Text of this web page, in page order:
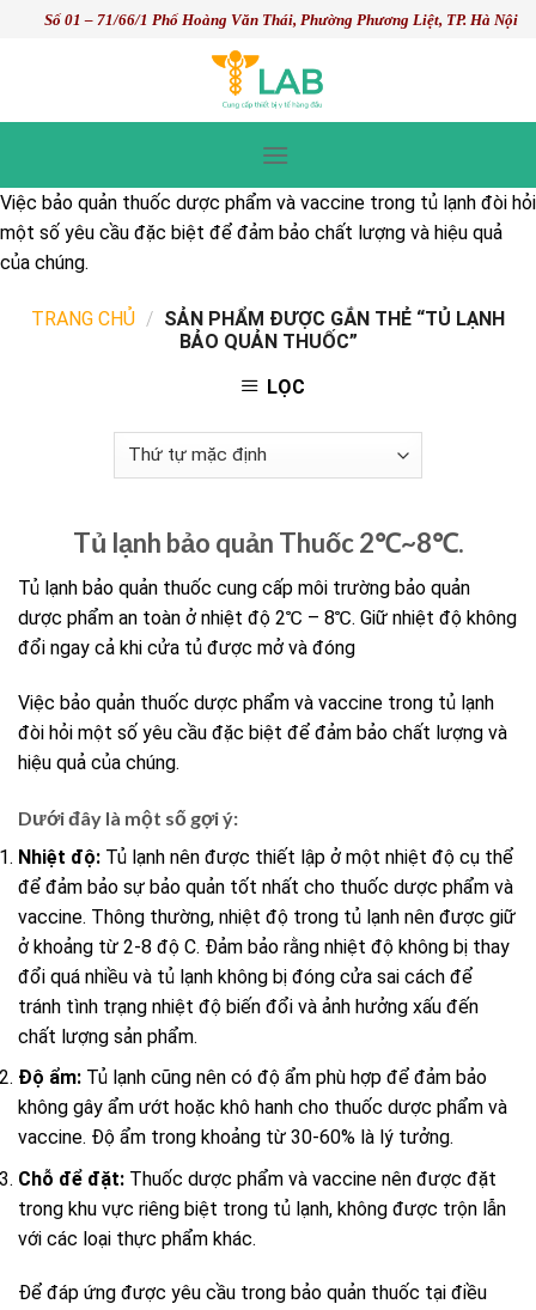
Số 01 – 71/66/1 Phố Hoàng Văn Thái, Phường Phương Liệt, TP. Hà Nội
Việc bảo quản thuốc dược phẩm và vaccine trong tủ lạnh đòi hỏi
một số yêu cầu đặc biệt để đảm bảo chất lượng và hiệu quả
của chúng.
TRANG CHỦ / SẢN PHẨM ĐƯỢC GẮN THẺ “TỦ LẠNH
BẢO QUẢN THUỐC”
LỌC
Tủ lạnh bảo quản Thuốc 2℃~8℃.
Tủ lạnh bảo quản thuốc cung cấp môi trường bảo quản
dược phẩm an toàn ở nhiệt độ 2℃ – 8℃. Giữ nhiệt độ không
đổi ngay cả khi cửa tủ được mở và đóng
Việc bảo quản thuốc dược phẩm và vaccine trong tủ lạnh
đòi hỏi một số yêu cầu đặc biệt để đảm bảo chất lượng và
hiệu quả của chúng.
Dưới đây là một số gợi ý:
Nhiệt độ: Tủ lạnh nên được thiết lập ở một nhiệt độ cụ thể
để đảm bảo sự bảo quản tốt nhất cho thuốc dược phẩm và
vaccine. Thông thường, nhiệt độ trong tủ lạnh nên được giữ
ở khoảng từ 2-8 độ C. Đảm bảo rằng nhiệt độ không bị thay
đổi quá nhiều và tủ lạnh không bị đóng cửa sai cách để
tránh tình trạng nhiệt độ biến đổi và ảnh hưởng xấu đến
chất lượng sản phẩm.
Độ ẩm: Tủ lạnh cũng nên có độ ẩm phù hợp để đảm bảo
không gây ẩm ướt hoặc khô hanh cho thuốc dược phẩm và
vaccine. Độ ẩm trong khoảng từ 30-60% là lý tưởng.
Chỗ để đặt: Thuốc dược phẩm và vaccine nên được đặt
trong khu vực riêng biệt trong tủ lạnh, không được trộn lẫn
với các loại thực phẩm khác.
Để đáp ứng được yêu cầu trong bảo quản thuốc tại điều